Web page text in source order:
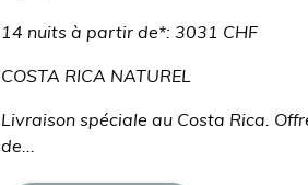
14 nuits à partir de*: 3031 CHF
COSTA RICA NATUREL
Livraison spéciale au Costa Rica.
de...